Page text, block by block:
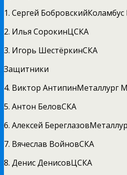
1. Сергей
2. Илья СорокинЦСКА
3. Игорь ШестёркинСКА
Защитники
4. Виктор АнтипинМеталлург
5. Антон БеловСКА
6. Алексей
7. Вячеслав ВойновСКА
8. Денис ДенисовЦСКА